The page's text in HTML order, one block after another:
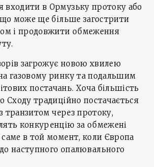
входити в Ормузьку протоку або
що може ще більше загострити
і продовжити обмеження
загрожує новою хвилею
газовому ринку та подальшим
постачань. Хоча більшість
Сходу традиційно постачається
з транзитом через протоку,
конкуренцію за обмежені
саме в той момент, коли Європа
наступного опалювального